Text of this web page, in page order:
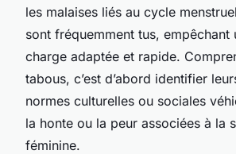
les malaises liés au cycle
sont fréquemment tus, empêchant
charge adaptée et rapide.
tabous, c’est d’abord identifier
normes culturelles ou sociales
la honte ou la peur associées à la
féminine.